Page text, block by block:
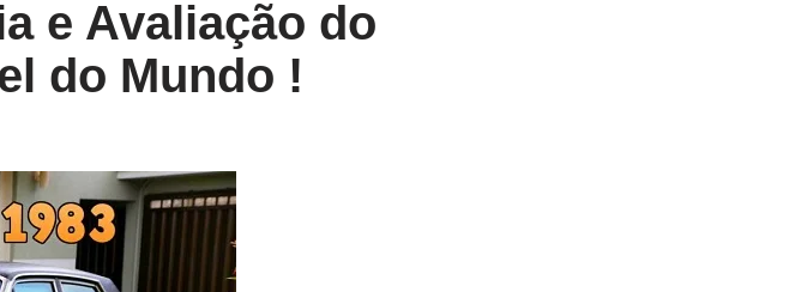
e Avaliação do
do Mundo !